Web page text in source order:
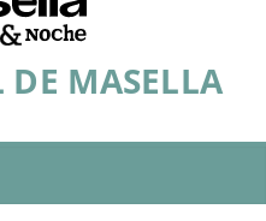
DE MASELLA